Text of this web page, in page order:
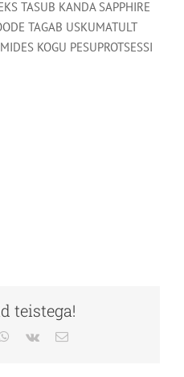
TASUB KANDA SAPPHIRE
TAGAB USKUMATULT
KOGU PESUPROTSESSI
teistega!
WhatsApp
Vk Email